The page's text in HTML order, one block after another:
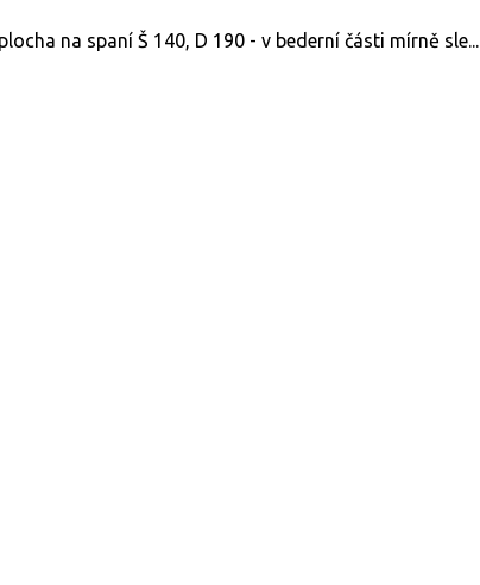
na spaní Š 140, D 190 - v bederní části mírně sle...